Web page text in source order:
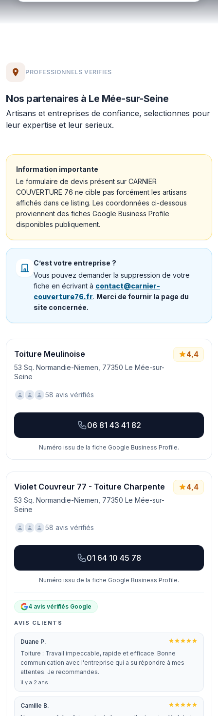
PROFESSIONNELS VERIFIES
Nos partenaires à Le Mée-sur-Seine
Artisans et entreprises de confiance, selectionnes pour
leur expertise et leur serieux.
Information importante
Le formulaire de devis présent sur CARNIER
COUVERTURE 76 ne cible pas forcément les artisans
affichés dans ce listing. Les coordonnées ci-dessous
proviennent des fiches Google Business Profile
disponibles publiquement.
C’est votre entreprise ?
Vous pouvez demander la suppression de votre
fiche en écrivant à contact@carnier-
couverture76.fr. Merci de fournir la page du
site concernée.
Toiture Meulinoise
53 Sq. Normandie-Niemen, 77350 Le Mée-sur-
Seine
4,4
58 avis vérifiés
06 81 43 41 82
Numéro issu de la fiche Google Business Profile.
Violet Couvreur 77 - Toiture Charpente
53 Sq. Normandie-Niemen, 77350 Le Mée-sur-
Seine
4,4
58 avis vérifiés
01 64 10 45 78
Numéro issu de la fiche Google Business Profile.
4 avis vérifiés Google
AVIS CLIENTS
Duane P.
Toiture : Travail impeccable, rapide et efficace. Bonne
communication avec l'entreprise qui a su répondre à mes
attentes. Je recommandes.
il y a 2 ans
Camille B.